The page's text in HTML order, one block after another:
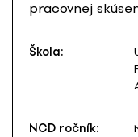
pracovnej
Škola:
NCD ročník: